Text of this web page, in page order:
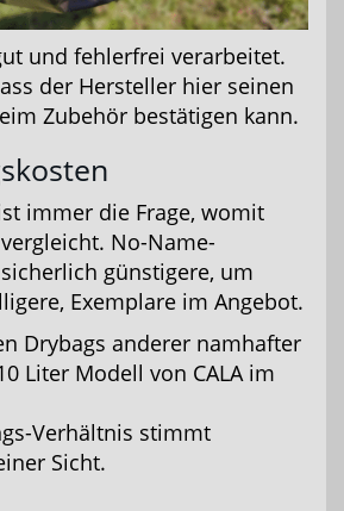
und fehlerfrei verarbeitet.
der Hersteller hier seinen
Zubehör bestätigen kann.
immer die Frage, womit
No-Name-
günstigere, um
Exemplare im Angebot.
Drybags anderer namhafter
Liter Modell von CALA im
Verhältnis stimmt
Sicht.